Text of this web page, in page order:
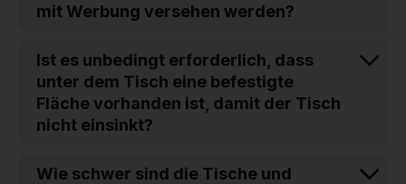
mit Werbung versehen werden?
Ist es unbedingt erforderlich, dass
unter dem Tisch eine befestigte
Fläche vorhanden ist, damit der Tisch
nicht einsinkt?
Wie schwer sind die Tische und